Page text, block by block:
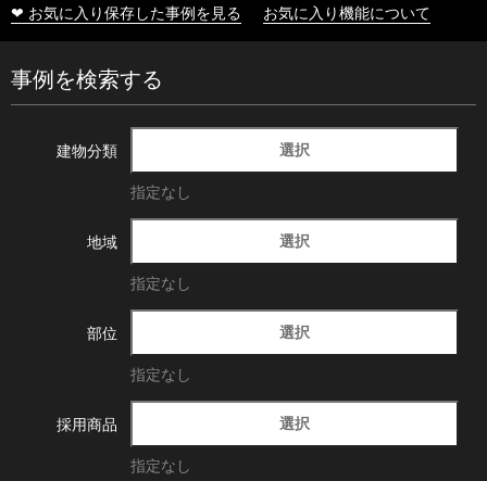
❤ お気に入り保存した事例を見る お気に入り機能について
事例を検索する
建物分類 選択
指定なし
地域 選択
指定なし
部位 選択
指定なし
採用商品 選択
指定なし